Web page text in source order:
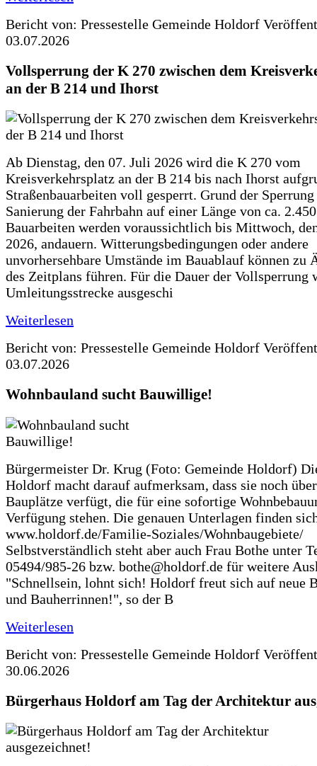
Bericht von: Pressestelle Gemeinde Holdorf
03.07.2026
Vollsperrung der K 270 zwischen dem
an der B 214 und Ihorst
Ab Dienstag, den 07. Juli 2026 wird die K 270 vom
Kreisverkehrsplatz an der B 214 bis nach Ihorst
Straßenbauarbeiten voll gesperrt. Grund der
Sanierung der Fahrbahn auf einer Länge von ca.
Bauarbeiten werden voraussichtlich bis Mittwoch,
2026, andauern. Witterungsbedingungen oder andere
unvorhersehbare Umstände im Bauablauf können zu
des Zeitplans führen. Für die Dauer der Vollsperrung
Umleitungsstrecke ausgeschi
Weiterlesen
Bericht von: Pressestelle Gemeinde Holdorf
03.07.2026
Wohnbauland sucht Bauwillige!
Bürgermeister Dr. Krug (Foto: Gemeinde Holdorf)
Holdorf macht darauf aufmerksam, dass sie noch
Bauplätze verfügt, die für eine sofortige
Verfügung stehen. Die genauen Unterlagen finden
www.holdorf.de/Familie-Soziales/Wohnbaugebiete/
Selbstverständlich steht aber auch Frau Bothe unter
05494/985-26 bzw. bothe@holdorf.de für weitere
"Schnellsein, lohnt sich! Holdorf freut sich auf neue
und Bauherrinnen!", so der B
Weiterlesen
Bericht von: Pressestelle Gemeinde Holdorf
30.06.2026
Bürgerhaus Holdorf am Tag der Architektur